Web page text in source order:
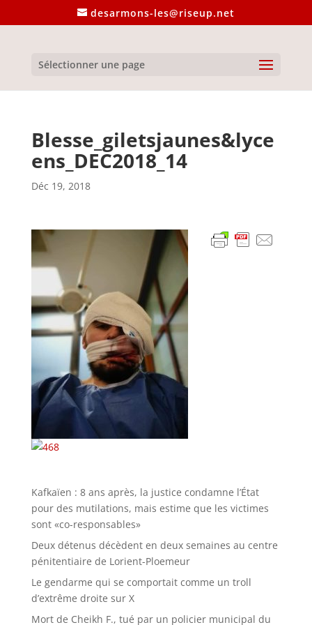
desarmons-les@riseup.net
Sélectionner une page
Blesse_giletsjaunes&lyce
ens_DEC2018_14
Déc 19, 2018
Kafkaïen : 8 ans après, la justice condamne l’État
pour des mutilations, mais estime que les victimes
sont «co-responsables»
Deux détenus décèdent en deux semaines au centre
pénitentiaire de Lorient-Ploemeur
Le gendarme qui se comportait comme un troll
d’extrême droite sur X
Mort de Cheikh F., tué par un policier municipal du